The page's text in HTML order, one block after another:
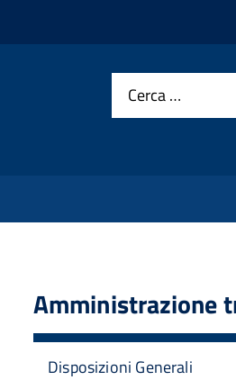
Cerca …
Amministrazione
Disposizioni Generali